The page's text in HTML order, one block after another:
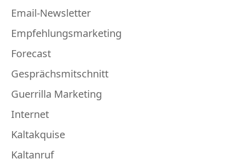
Email-Newsletter
Empfehlungsmarketing
Forecast
Gesprächsmitschnitt
Guerrilla Marketing
Internet
Kaltakquise
Kaltanruf